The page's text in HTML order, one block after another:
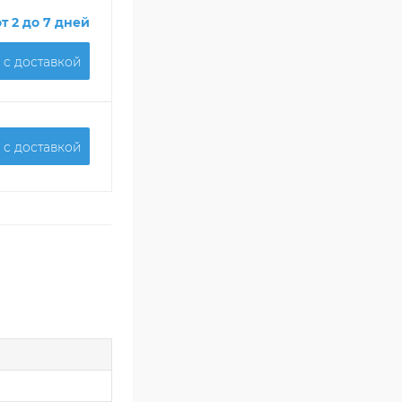
2 до 7 дней
доставкой
доставкой